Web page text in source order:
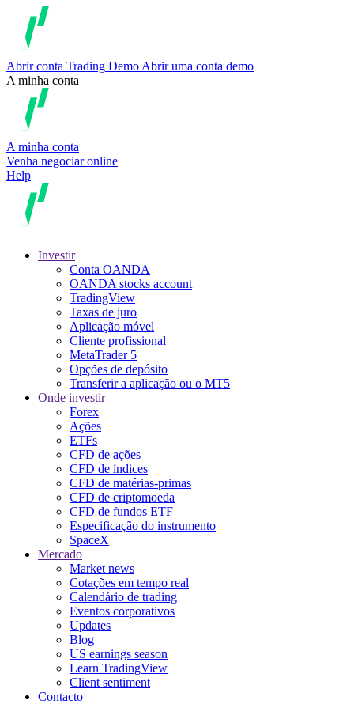
Abrir conta Trading Demo Abrir uma conta demo
A minha conta
A minha conta
Venha negociar online
Help
Investir
Conta OANDA
OANDA stocks account
TradingView
Taxas de juro
Aplicação móvel
Cliente profissional
MetaTrader 5
Opções de depósito
Transferir a aplicação ou o MT5
Onde investir
Forex
Ações
ETFs
CFD de ações
CFD de índices
CFD de matérias-primas
CFD de criptomoeda
CFD de fundos ETF
Especificação do instrumento
SpaceX
Mercado
Market news
Cotações em tempo real
Calendário de trading
Eventos corporativos
Updates
Blog
US earnings season
Learn TradingView
Client sentiment
Contacto